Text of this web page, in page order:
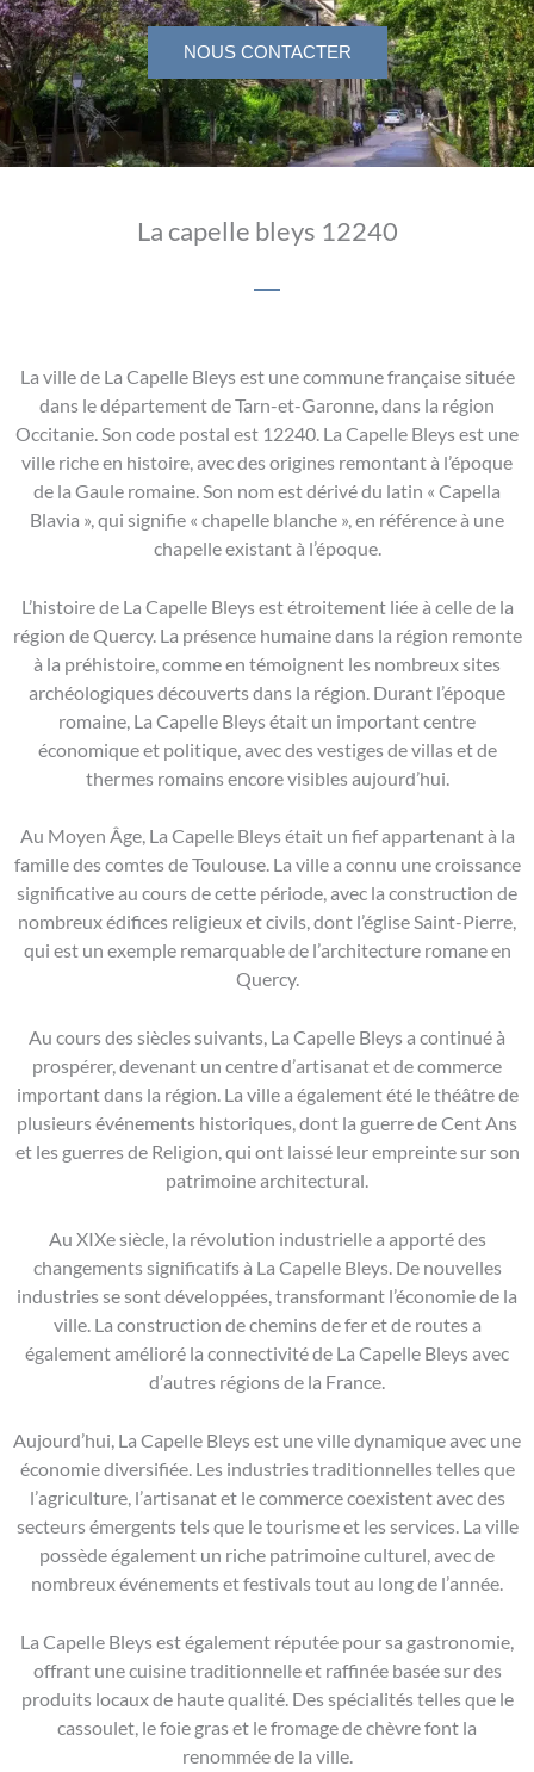
NOUS CONTACTER
La capelle bleys 12240
La ville de La Capelle Bleys est une commune française située
dans le département de Tarn-et-Garonne, dans la région
Occitanie. Son code postal est 12240. La Capelle Bleys est une
ville riche en histoire, avec des origines remontant à l’époque
de la Gaule romaine. Son nom est dérivé du latin « Capella
Blavia », qui signifie « chapelle blanche », en référence à une
chapelle existant à l’époque.
L’histoire de La Capelle Bleys est étroitement liée à celle de la
région de Quercy. La présence humaine dans la région remonte
à la préhistoire, comme en témoignent les nombreux sites
archéologiques découverts dans la région. Durant l’époque
romaine, La Capelle Bleys était un important centre
économique et politique, avec des vestiges de villas et de
thermes romains encore visibles aujourd’hui.
Au Moyen Âge, La Capelle Bleys était un fief appartenant à la
famille des comtes de Toulouse. La ville a connu une croissance
significative au cours de cette période, avec la construction de
nombreux édifices religieux et civils, dont l’église Saint-Pierre,
qui est un exemple remarquable de l’architecture romane en
Quercy.
Au cours des siècles suivants, La Capelle Bleys a continué à
prospérer, devenant un centre d’artisanat et de commerce
important dans la région. La ville a également été le théâtre de
plusieurs événements historiques, dont la guerre de Cent Ans
et les guerres de Religion, qui ont laissé leur empreinte sur son
patrimoine architectural.
Au XIXe siècle, la révolution industrielle a apporté des
changements significatifs à La Capelle Bleys. De nouvelles
industries se sont développées, transformant l’économie de la
ville. La construction de chemins de fer et de routes a
également amélioré la connectivité de La Capelle Bleys avec
d’autres régions de la France.
Aujourd’hui, La Capelle Bleys est une ville dynamique avec une
économie diversifiée. Les industries traditionnelles telles que
l’agriculture, l’artisanat et le commerce coexistent avec des
secteurs émergents tels que le tourisme et les services. La ville
possède également un riche patrimoine culturel, avec de
nombreux événements et festivals tout au long de l’année.
La Capelle Bleys est également réputée pour sa gastronomie,
offrant une cuisine traditionnelle et raffinée basée sur des
produits locaux de haute qualité. Des spécialités telles que le
cassoulet, le foie gras et le fromage de chèvre font la
renommée de la ville.